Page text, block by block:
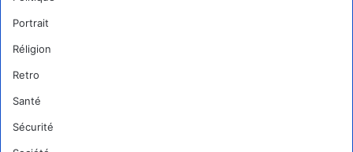
Portrait
Réligion
Retro
Santé
Sécurité